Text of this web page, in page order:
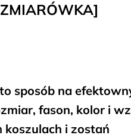
sposób na
fason, kolor i
i zostań